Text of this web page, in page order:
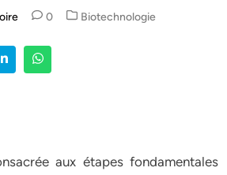
0
Posted
Biotechnologie
aux étapes fondamentales